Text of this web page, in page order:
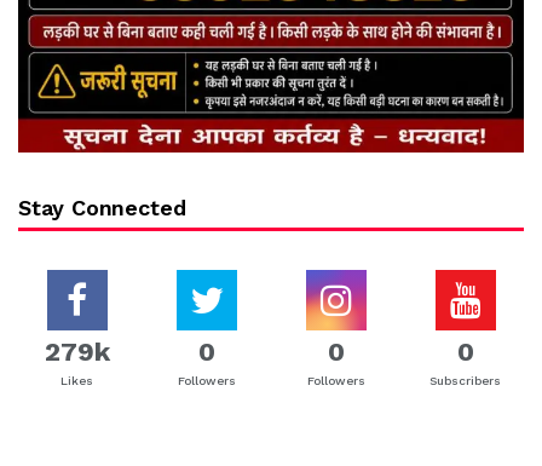
Stay Connected
279k
Likes
0
Followers
0
Followers
0
Subscribers